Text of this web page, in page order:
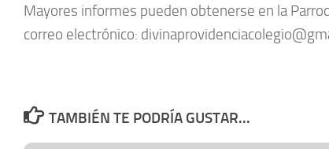
Mayores informes pueden obtenerse en la
correo electrónico:
TAMBIÉN TE PODRÍA GUSTAR...